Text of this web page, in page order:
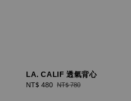
LA. CALIF 透氣背心
Sale
NT$ 480 Regular
NT$ 780